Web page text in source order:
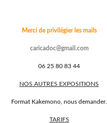
Merci de privilégier les mails
caricadoc@gmail.com
06 25 80 83 44
NOS AUTRES EXPOSITIONS
Format Kakemono, nous demander.
TARIFS